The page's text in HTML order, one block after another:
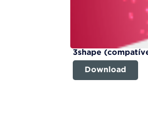
3shape
Download